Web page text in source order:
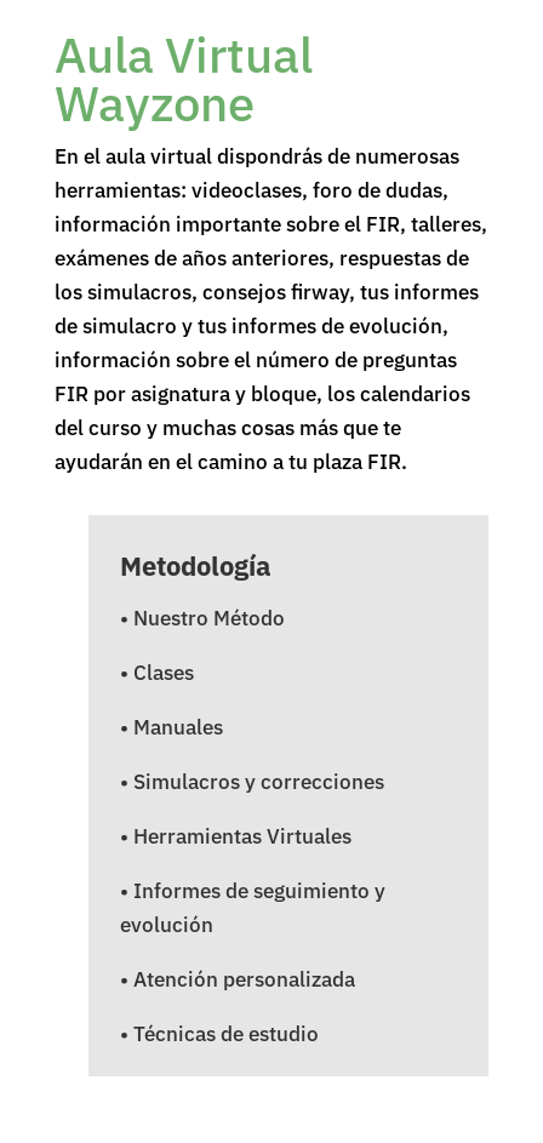
Aula Virtual
Wayzone
En el aula virtual dispondrás de numerosas
herramientas: videoclases, foro de dudas,
información importante sobre el FIR, talleres,
exámenes de años anteriores, respuestas de
los simulacros, consejos firway, tus informes
de simulacro y tus informes de evolución,
información sobre el número de preguntas
FIR por asignatura y bloque, los calendarios
del curso y muchas cosas más que te
ayudarán en el camino a tu plaza FIR.
Metodología
• Nuestro Método
• Clases
• Manuales
• Simulacros y correcciones
• Herramientas Virtuales
• Informes de seguimiento y
evolución
• Atención personalizada
• Técnicas de estudio